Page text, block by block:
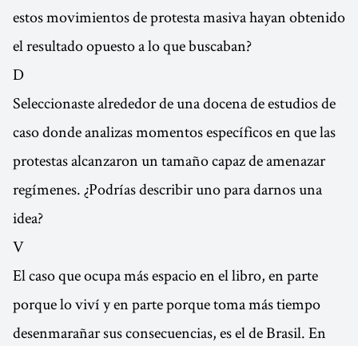
estos movimientos de protesta masiva hayan obtenido
el resultado opuesto a lo que buscaban?
D
Seleccionaste alrededor de una docena de estudios de
caso donde analizas momentos específicos en que las
protestas alcanzaron un tamaño capaz de amenazar
regímenes. ¿Podrías describir uno para darnos una
idea?
V
El caso que ocupa más espacio en el libro, en parte
porque lo viví y en parte porque toma más tiempo
desenmarañar sus consecuencias, es el de Brasil. En